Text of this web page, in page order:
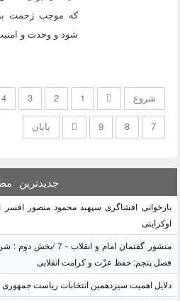
که موجب زحمت
شود و وحدت و
شروع 1
2
3
4
7
8
9 پایان
جدیدترین
بازخوانی افشاگری سپهبد محمود منصور افسر
اوکراینی
فصل پنجم: حفظ عزّت و کرامت انقلابی
دلایل اهمیت سیزدهمین انتخابات ریاست جمهوری